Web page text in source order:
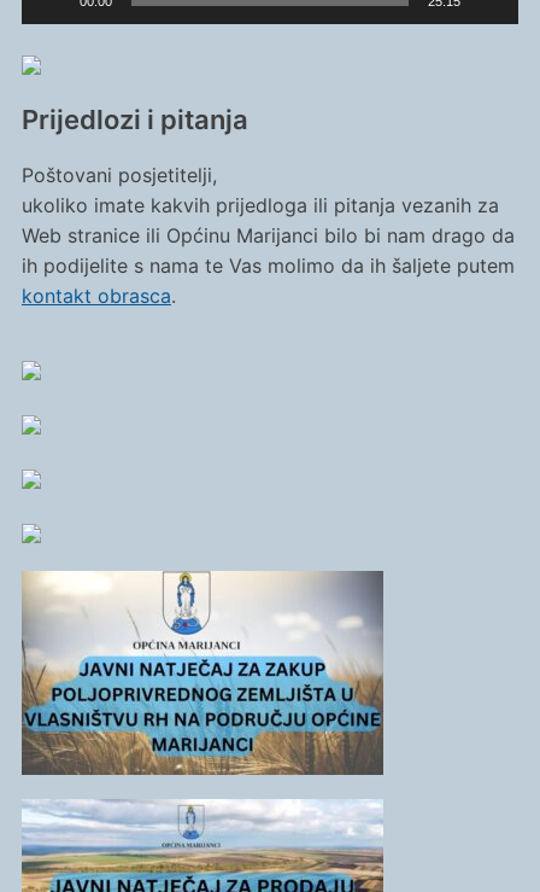
Prijedlozi i pitanja
Poštovani posjetitelji,
ukoliko imate kakvih prijedloga ili pitanja vezanih za
Web stranice ili Općinu Marijanci bilo bi nam drago da
ih podijelite s nama te Vas molimo da ih šaljete putem
kontakt obrasca.